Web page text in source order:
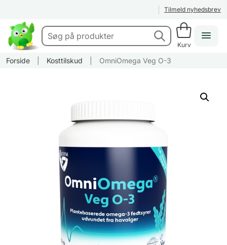
Tilmeld nyhedsbrev
Kurv
Forside Kosttilskud OmniOmega Veg O-3